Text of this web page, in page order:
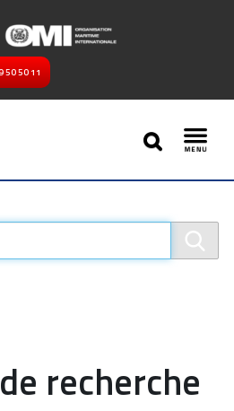
50 50 11
SEARCH
recherche